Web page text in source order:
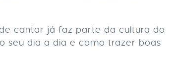
cantar já faz parte da cultura do
seu dia a dia e como trazer boas